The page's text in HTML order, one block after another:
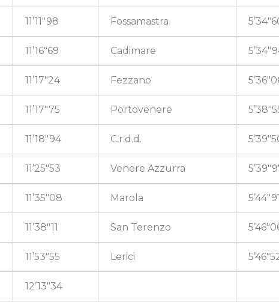
11’11″98 Fossamastra
11’16″69 Cadimare
11’17″24 Fezzano
11’17″75 Portovenere
11’18″94 C.r.d.d.
11’25″53 Venere Azzurra
11’35″08 Marola 5’44″91
11’38″11 San Terenzo
11’53″55 Lerici
12’13″34